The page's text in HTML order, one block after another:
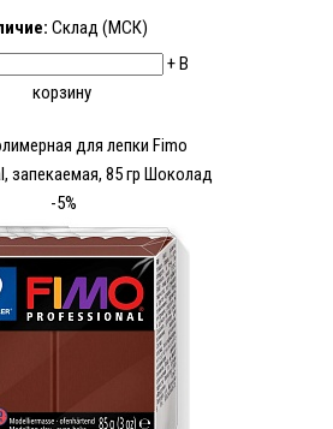
Склад (МСК)
+В
корзину
для лепки Fimo
запекаемая, 85 гр Шоколад
-5%